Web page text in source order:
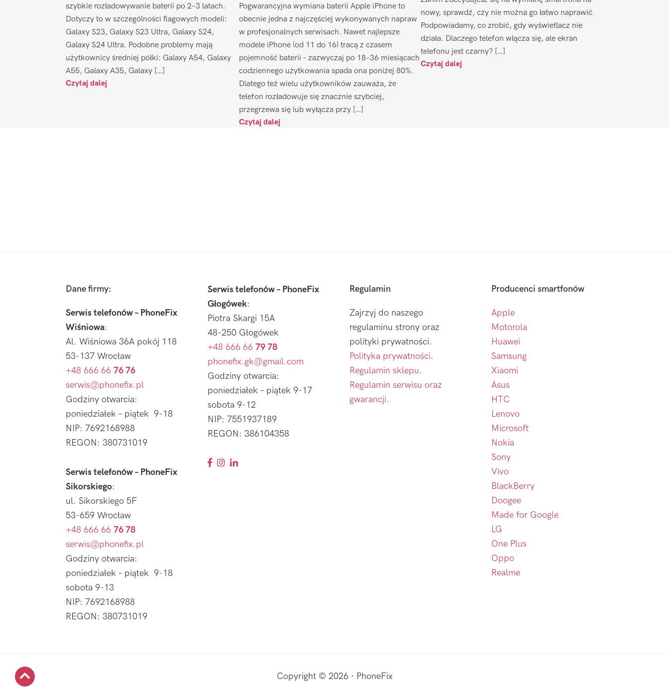
szybkie rozładowywanie baterii po 2–3 latach.
Dotyczy to w szczególności flagowych modeli:
Galaxy S23, Galaxy S23 Ultra, Galaxy S24,
Galaxy S24 Ultra. Podobne problemy mają
użytkownicy średniej półki: Galaxy A54, Galaxy
A55, Galaxy A35, Galaxy […]
Czytaj dalej
Pogwarancyjna wymiana baterii Apple iPhone to
obecnie jedna z najczęściej wykonywanych napraw
w profesjonalnych serwisach. Nawet najlepsze
modele iPhone (od 11 do 16) tracą z czasem
pojemność baterii – zazwyczaj po 18–36 miesiącach
codziennego użytkowania spada ona poniżej 80%.
Dlatego też wielu użytkowników zauważa, że
telefon rozładowuje się znacznie szybciej,
przegrzewa się lub wyłącza przy […]
Czytaj dalej
nowy, sprawdź, czy nie można go łatwo naprawić.
Podpowiadamy, co zrobić, gdy wyświetlacz nie
działa. Dlaczego telefon włącza się, ale ekran
telefonu jest czarny? […]
Czytaj dalej
Dane firmy:
Serwis telefonów – PhoneFix
Wiśniowa:
Al. Wiśniowa 36A pokój 118
53-137 Wrocław
+48 666 66 76 76
serwis@phonefix.pl
Godziny otwarcia:
poniedziałek – piątek 9-18
NIP: 7692168988
REGON: 380731019
Serwis telefonów – PhoneFix
Sikorskiego:
ul. Sikorskiego 5F
53-659 Wrocław
+48 666 66 76 78
serwis@phonefix.pl
Godziny otwarcia:
poniedziałek – piątek 9-18
sobota 9-13
NIP: 7692168988
REGON: 380731019
Serwis telefonów – PhoneFix
Głogówek:
Piotra Skargi 15A
48-250 Głogówek
+48 666 66 79 78
phonefix.gk@gmail.com
Godziny otwarcia:
poniedziałek – piątek 9-17
sobota 9-12
NIP: 7551937189
REGON: 386104358
Regulamin
Zajrzyj do naszego
regulaminu strony oraz
polityki prywatności.
Polityka prywatności.
Regulamin sklepu.
Regulamin serwisu oraz
gwarancji.
Producenci smartfonów
Apple
Motorola
Huawei
Samsung
Xiaomi
Asus
HTC
Lenovo
Microsoft
Nokia
Sony
Vivo
BlackBerry
Doogee
Made for Google
LG
One Plus
Oppo
Realme
Copyright © 2026 · PhoneFix